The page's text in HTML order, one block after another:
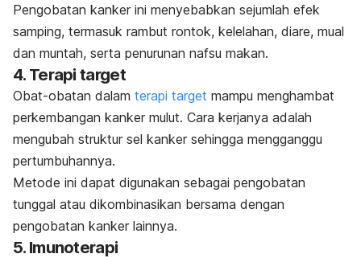
Pengobatan kanker ini menyebabkan sejumlah efek
samping, termasuk rambut rontok, kelelahan, diare, mual
dan muntah, serta penurunan nafsu makan.
4. Terapi target
Obat-obatan dalam terapi target mampu menghambat
perkembangan kanker mulut. Cara kerjanya adalah
mengubah struktur sel kanker sehingga mengganggu
pertumbuhannya.
Metode ini dapat digunakan sebagai pengobatan
tunggal atau dikombinasikan bersama dengan
pengobatan kanker lainnya.
5. Imunoterapi